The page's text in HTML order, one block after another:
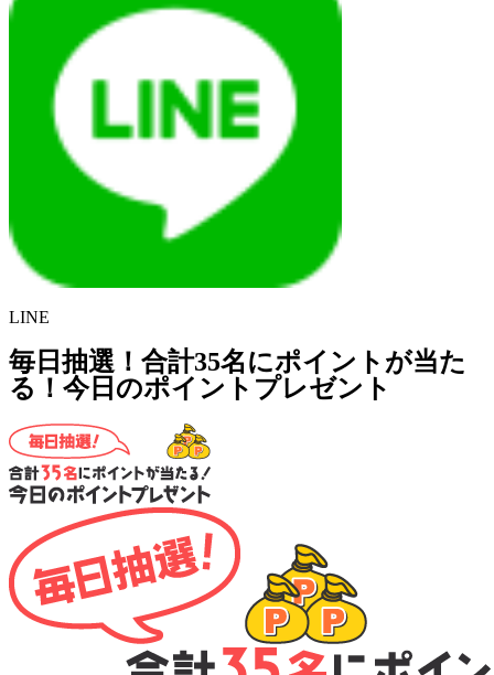
LINE
毎日抽選！合計35名にポイントが当た
る！今日のポイントプレゼント